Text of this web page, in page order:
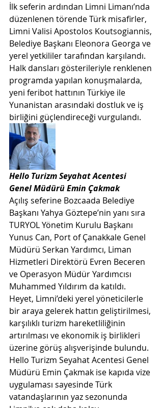
İlk seferin ardından Limni Limanı’nda
düzenlenen törende Türk misafirler,
Limni Valisi Apostolos Koutsogiannis,
Belediye Başkanı Eleonora Georga ve
yerel yetkililer tarafından karşılandı.
Halk dansları gösterileriyle renklenen
programda yapılan konuşmalarda,
yeni feribot hattının Türkiye ile
Yunanistan arasındaki dostluk ve iş
birliğini güçlendireceği vurgulandı.
Hello Turizm Seyahat Acentesi
Genel Müdürü Emin Çakmak
Açılış seferine Bozcaada Belediye
Başkanı Yahya Göztepe’nin yanı sıra
TURYOL Yönetim Kurulu Başkanı
Yunus Can, Port of Çanakkale Genel
Müdürü Serkan Yardımcı, Liman
Hizmetleri Direktörü Evren Beceren
ve Operasyon Müdür Yardımcısı
Muhammed Yıldırım da katıldı.
Heyet, Limni’deki yerel yöneticilerle
bir araya gelerek hattın geliştirilmesi,
karşılıklı turizm hareketliliğinin
artırılması ve ekonomik iş birlikleri
üzerine görüş alışverişinde bulundu.
Hello Turizm Seyahat Acentesi Genel
Müdürü Emin Çakmak ise kapıda vize
uygulaması sayesinde Türk
vatandaşlarının yaz sezonunda